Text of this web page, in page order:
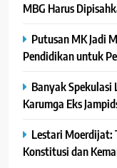
MBG Harus
Putusan MK Jadi
Pendidikan untuk
Banyak Spekulasi
Karumga Eks
Lestari Moerdijat:
Konstitusi dan